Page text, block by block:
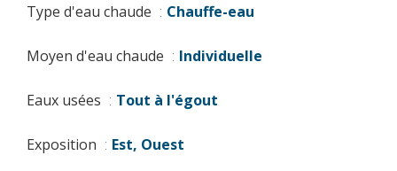
Type d'eau chaude Chauffe-eau
Moyen d'eau chaude Individuelle
Eaux usées Tout à l'égout
Exposition Est, Ouest